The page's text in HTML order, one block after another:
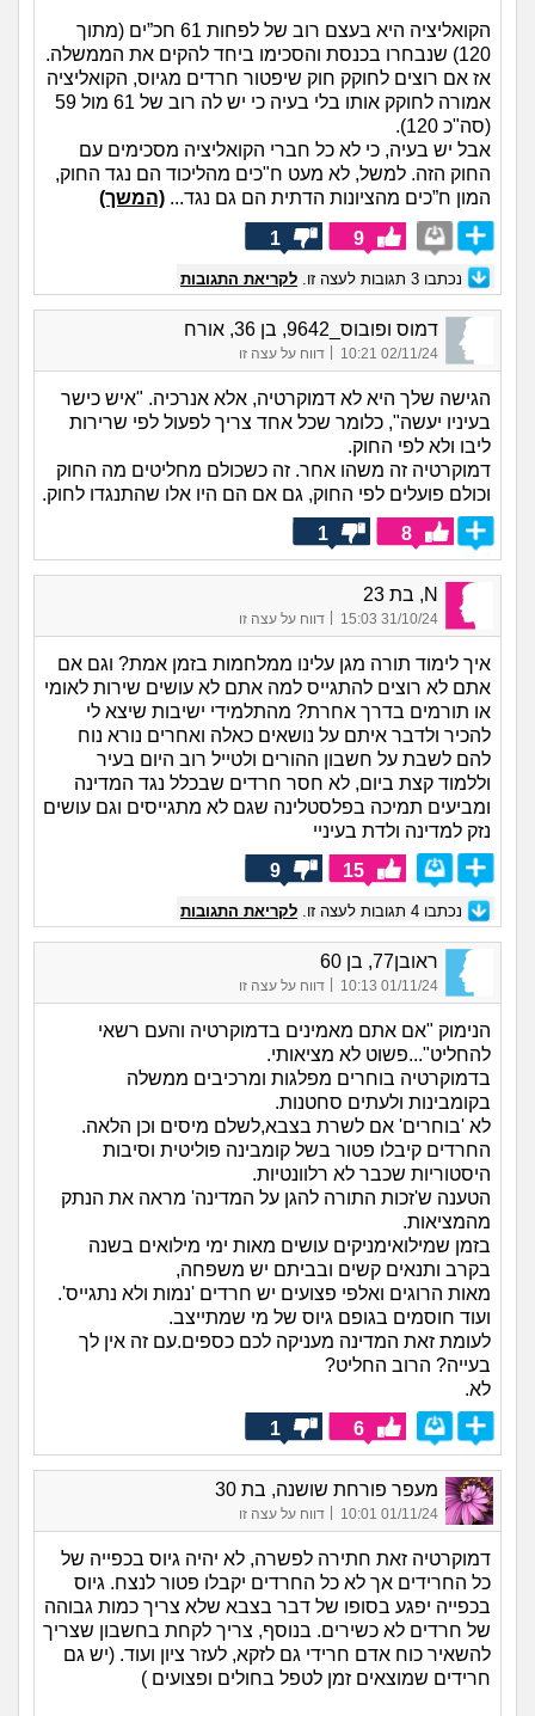
הקואליציה היא בעצם רוב של לפחות 61 חכ”ים (מתוך
120) שנבחרו בכנסת והסכימו ביחד להקים את הממשלה.
אז אם רוצים לחוקק חוק שיפטור חרדים מגיוס, הקואליציה
אמורה לחוקק אותו בלי בעיה כי יש לה רוב של 61 מול 59
(סה"כ 120).
אבל יש בעיה, כי לא כל חברי הקואליציה מסכימים עם
החוק הזה. למשל, לא מעט ח"כים מהליכוד הם נגד החוק,
המון ח”כים מהציונות הדתית הם גם נגד... (המשך)
9
1
נכתבו 3 תגובות לעצה זו. לקריאת התגובות
דמוס ופובוס_9642, בן 36, אורח
02/11/24 10:21
| דווח על עצה זו
הגישה שלך היא לא דמוקרטיה, אלא אנרכיה. "איש כישר
בעיניו יעשה", כלומר שכל אחד צריך לפעול לפי שרירות
ליבו ולא לפי החוק.
דמוקרטיה זה משהו אחר. זה כשכולם מחליטים מה החוק
וכולם פועלים לפי החוק, גם אם הם היו אלו שהתנגדו לחוק.
8
1
N, בת 23
31/10/24 15:03
| דווח על עצה זו
איך לימוד תורה מגן עלינו ממלחמות בזמן אמת? וגם אם
אתם לא רוצים להתגייס למה אתם לא עושים שירות לאומי
או תורמים בדרך אחרת? מהתלמידי ישיבות שיצא לי
להכיר ולדבר איתם על נושאים כאלה ואחרים נורא נוח
להם לשבת על חשבון ההורים ולטייל רוב היום בעיר
וללמוד קצת ביום, לא חסר חרדים שבכלל נגד המדינה
ומביעים תמיכה בפלסטלינה שגם לא מתגייסים וגם עושים
נזק למדינה ולדת בעיניי
15
9
נכתבו 4 תגובות לעצה זו. לקריאת התגובות
ראובן77, בן 60
01/11/24 10:13 דווח על עצה זו
הנימוק "אם אתם מאמינים בדמוקרטיה והעם רשאי
להחליט"...פשוט לא מציאותי.
בדמוקרטיה בוחרים מפלגות ומרכיבים ממשלה
בקומבינות ולעתים סחטנות.
לא 'בוחרים' אם לשרת בצבא,לשלם מיסים וכן הלאה.
החרדים קיבלו פטור בשל קומבינה פוליטית וסיבות
היסטוריות שכבר לא רלוונטיות.
הטענה ש'זכות התורה להגן על המדינה' מראה את הנתק
מהמציאות.
בזמן שמילואימניקים עושים מאות ימי מילואים בשנה
בקרב ותנאים קשים ובביתם יש משפחה,
מאות הרוגים ואלפי פצועים יש חרדים 'נמות ולא נתגייס'.
ועוד חוסמים בגופם גיוס של מי שמתייצב.
לעומת זאת המדינה מעניקה לכם כספים.עם זה אין לך
בעייה? הרוב החליט?
לא.
6
1
מעפר פורחת שושנה, בת 30
01/11/24 10:01 דווח על עצה זו
דמוקרטיה זאת חתירה לפשרה, לא יהיה גיוס בכפייה של
כל החרידים אך לא כל החרדים יקבלו פטור לנצח. גיוס
בכפייה יפגע בסופו של דבר בצבא שלא צריך כמות גבוהה
של חרדים לא כשירים. בנוסף, צריך לקחת בחשבון שצריך
להשאיר כוח אדם חרידי גם לזקא, לעזר ציון ועוד. (יש גם
חרידים שמוצאים זמן לטפל בחולים ופצועים )